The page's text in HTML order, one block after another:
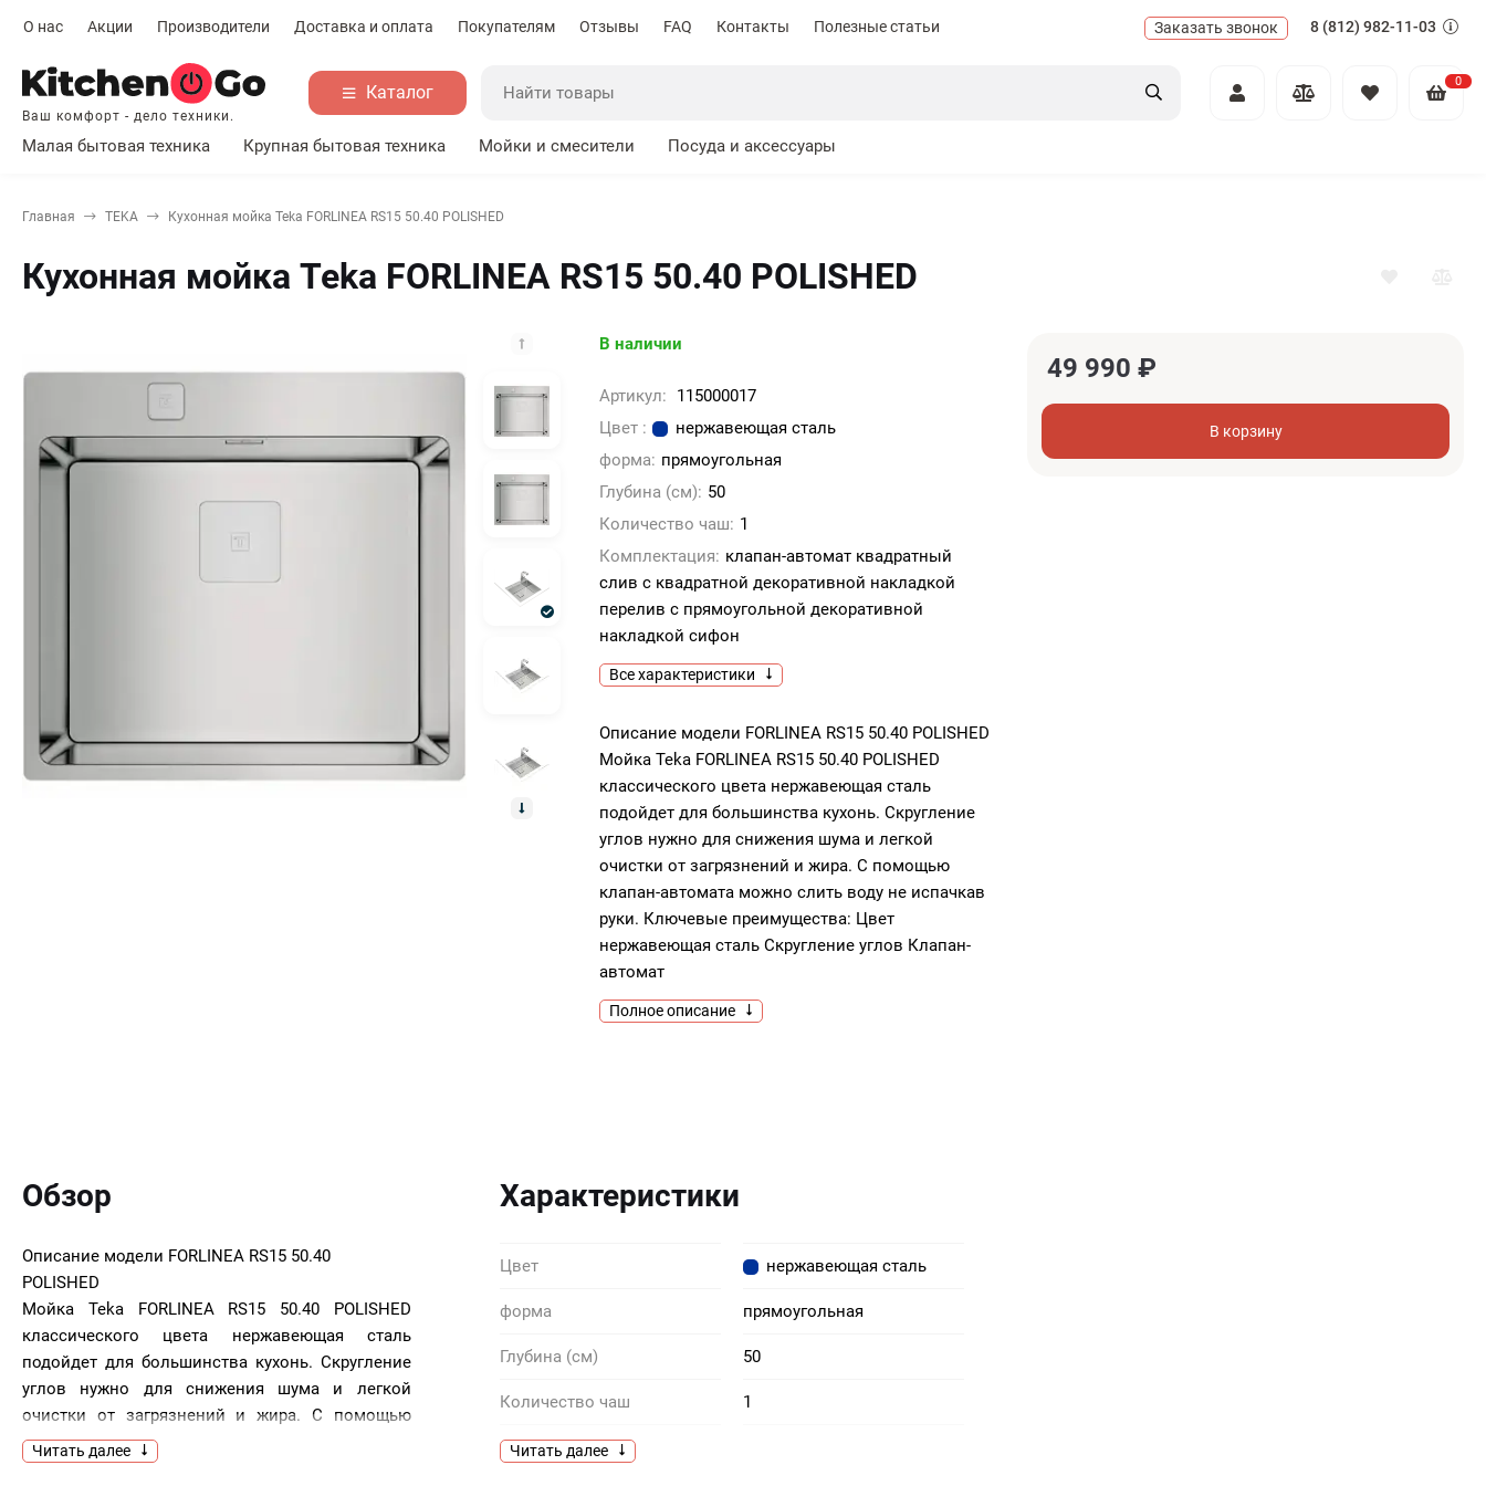
О нас Акции Производители Доставка и оплата Покупателям Отзывы FAQ Контакты Полезные статьи Заказать звонок 8 (812) 982-11-03
Ваш комфорт - дело техники.
Каталог
0
Малая бытовая техника Крупная бытовая техника Мойки и смесители Посуда и аксессуары
Главная TEKA Кухонная мойка Teka FORLINEA RS15 50.40 POLISHED
Кухонная мойка Teka FORLINEA RS15 50.40 POLISHED
В наличии
Артикул:
115000017
Цвет :
нержавеющая сталь
форма: прямоугольная
Глубина (см): 50
Количество чаш: 1
Комплектация: клапан-автомат квадратный
слив с квадратной декоративной накладкой
перелив с прямоугольной декоративной
накладкой сифон
Все характеристики
Описание модели FORLINEA RS15 50.40 POLISHED
Мойка Teka FORLINEA RS15 50.40 POLISHED
классического цвета нержавеющая сталь
подойдет для большинства кухонь. Скругление
углов нужно для снижения шума и легкой
очистки от загрязнений и жира. С помощью
клапан-автомата можно слить воду не испачкав
руки. Ключевые преимущества: Цвет
нержавеющая сталь Скругление углов Клапан-
автомат
Полное описание
49 990 ₽
В корзину
Обзор
Описание модели FORLINEA RS15 50.40
POLISHED
Мойка Teka FORLINEA RS15 50.40 POLISHED
классического цвета нержавеющая сталь
подойдет для большинства кухонь. Скругление
углов нужно для снижения шума и легкой
очистки от загрязнений и жира. С помощью
клапан-автомата можно слить воду не испачкав
руки.
Читать далее
Характеристики
Цвет нержавеющая сталь
форма прямоугольная
Глубина (см) 50
Количество чаш 1
Комплектация
Читать далее